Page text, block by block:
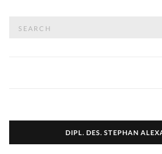
DIPL. DES. STEPHAN